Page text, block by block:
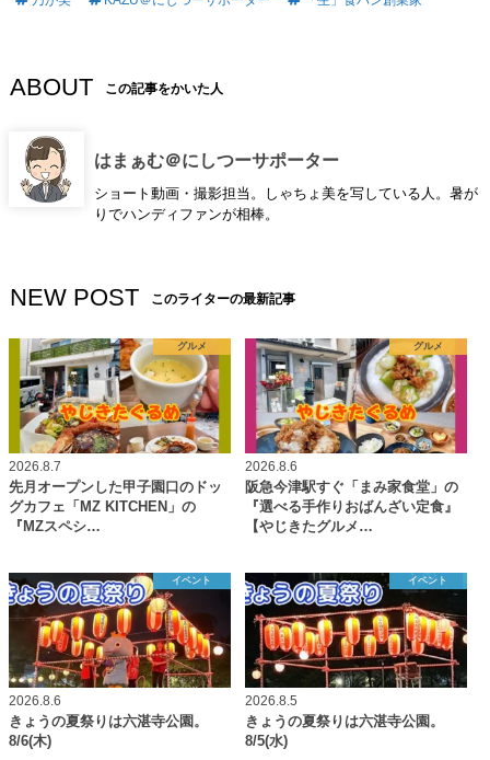
ABOUT この記事をかいた人
はまぁむ＠にしつーサポーター
ショート動画・撮影担当。しゃちょ美を写している人。暑が
りでハンディファンが相棒。
NEW POST このライターの最新記事
グルメ
2026.8.7
先月オープンした甲子園口のドッ
グカフェ「MZ KITCHEN」の
『MZスペシ…
グルメ
2026.8.6
阪急今津駅すぐ「まみ家食堂」の
『選べる手作りおばんざい定食』
【やじきたグルメ…
イベント
2026.8.6
きょうの夏祭りは六湛寺公園。
8/6(木)
イベント
2026.8.5
きょうの夏祭りは六湛寺公園。
8/5(水)